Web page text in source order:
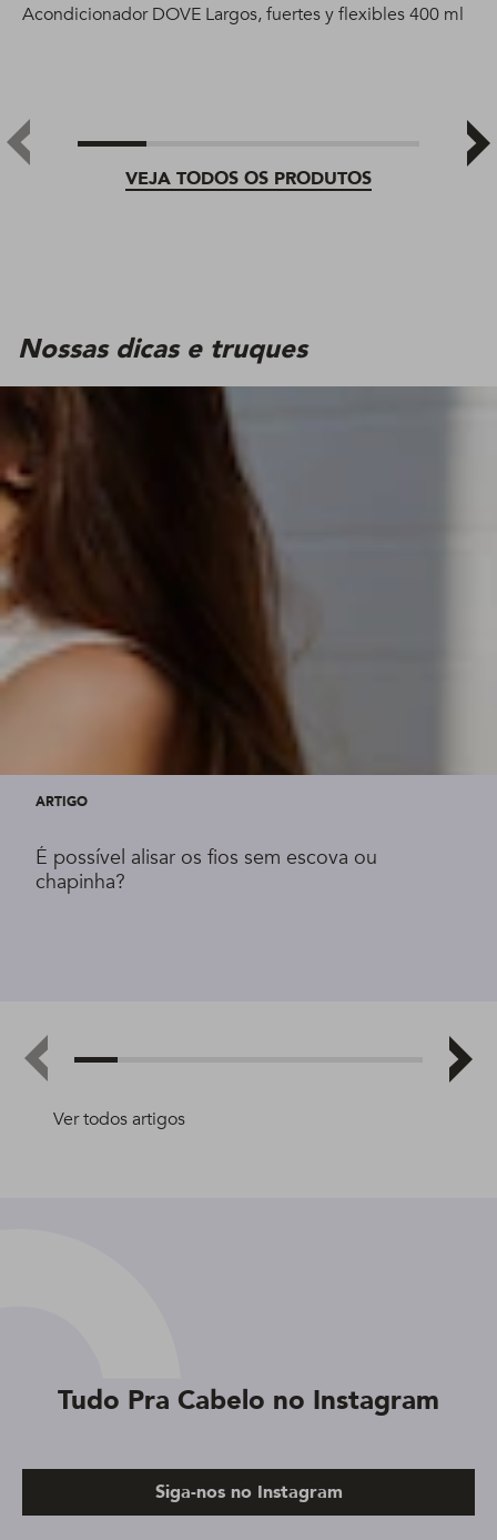
VEJA TODOS OS PRODUTOS
Acondicionador DOVE Largos, fuertes y flexibles 400 ml
Nossas dicas e truques
Ver todos artigos
ARTIGO
É possível alisar os fios sem escova ou
chapinha?
Tudo Pra Cabelo no Instagram
Siga-nos no Instagram